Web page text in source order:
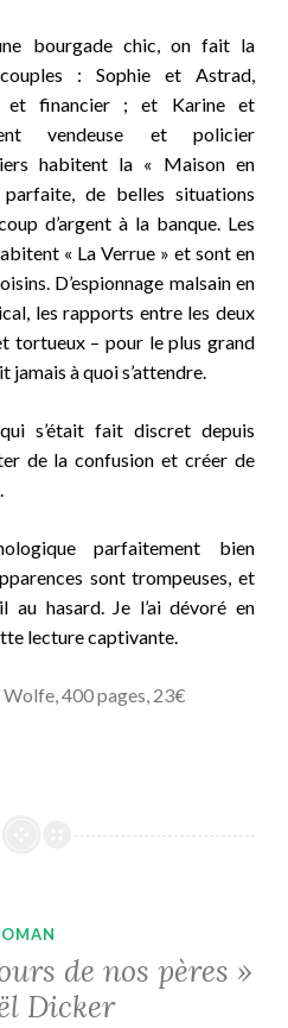
bourgade chic, on fait la
: Sophie et Astrad,
et financier ; et Karine et
vendeuse et policier
habitent la « Maison en
de belles situations
d’argent à la banque. Les
« La Verrue » et sont en
D’espionnage malsain en
les rapports entre les deux
tortueux – pour le plus grand
jamais à quoi s’attendre.
s’était fait discret depuis
de la confusion et créer de
parfaitement bien
sont trompeuses, et
au hasard. Je l’ai dévoré en
lecture captivante.
Wolfe, 400 pages, 23€
de nos pères »
Dicker